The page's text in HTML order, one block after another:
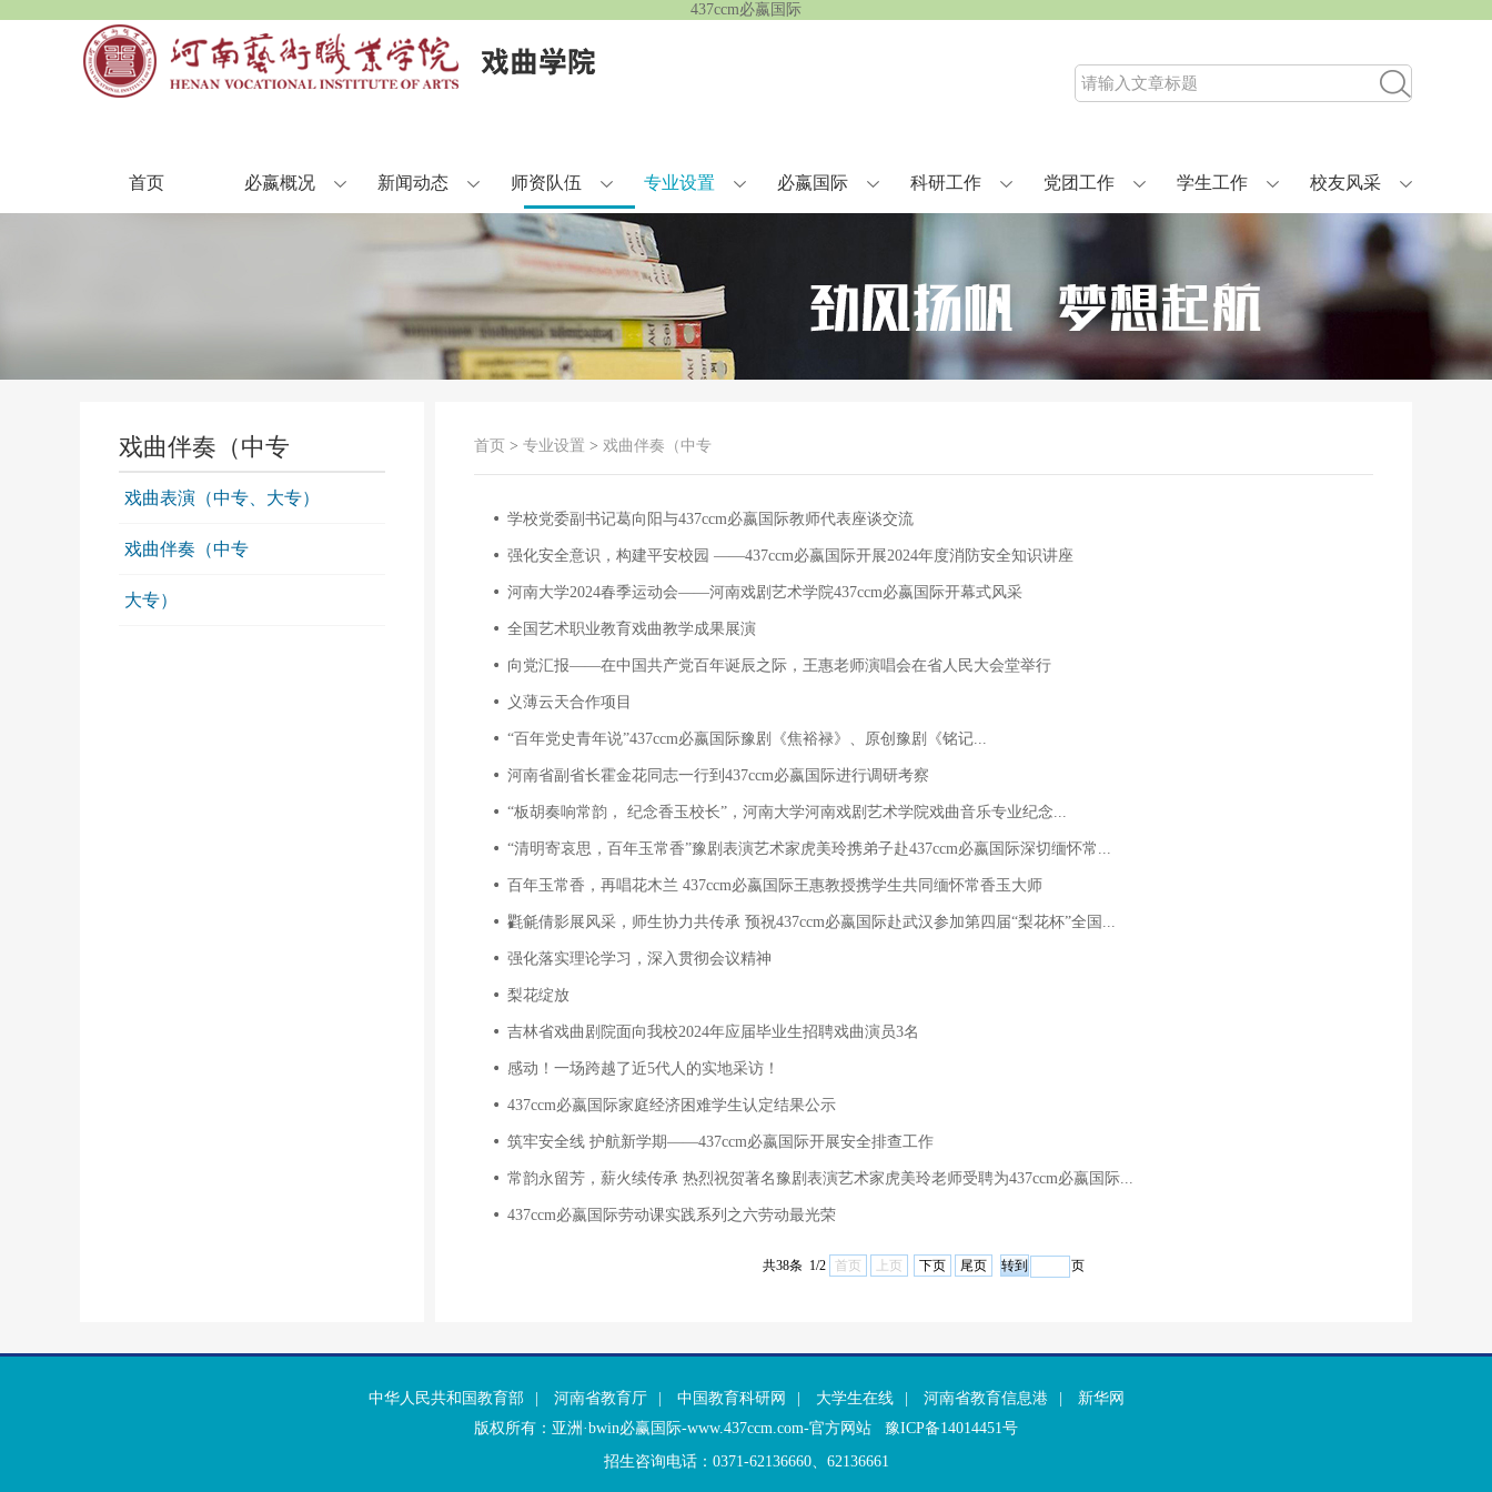
437ccm必嬴国际
首页 必嬴概况 新闻动态 师资队伍 专业设置 必嬴国际 科研工作 党团工作 学生工作 校友风采
戏曲伴奏（中专
戏曲表演（中专、大专）
戏曲伴奏（中专
大专）
首页 > 专业设置 > 戏曲伴奏（中专
学校党委副书记葛向阳与437ccm必嬴国际教师代表座谈交流
强化安全意识，构建平安校园 ——437ccm必嬴国际开展2024年度消防安全知识讲座
河南大学2024春季运动会——河南戏剧艺术学院437ccm必嬴国际开幕式风采
全国艺术职业教育戏曲教学成果展演
向党汇报——在中国共产党百年诞辰之际，王惠老师演唱会在省人民大会堂举行
义薄云天合作项目
“百年党史青年说”437ccm必嬴国际豫剧《焦裕禄》、原创豫剧《铭记...
河南省副省长霍金花同志一行到437ccm必嬴国际进行调研考察
“板胡奏响常韵， 纪念香玉校长”，河南大学河南戏剧艺术学院戏曲音乐专业纪念...
“清明寄哀思，百年玉常香”豫剧表演艺术家虎美玲携弟子赴437ccm必嬴国际深切缅怀常...
百年玉常香，再唱花木兰 437ccm必嬴国际王惠教授携学生共同缅怀常香玉大师
氍毹倩影展风采，师生协力共传承 预祝437ccm必嬴国际赴武汉参加第四届“梨花杯”全国...
强化落实理论学习，深入贯彻会议精神
梨花绽放
吉林省戏曲剧院面向我校2024年应届毕业生招聘戏曲演员3名
感动！一场跨越了近5代人的实地采访！
437ccm必嬴国际家庭经济困难学生认定结果公示
筑牢安全线 护航新学期——437ccm必嬴国际开展安全排查工作
常韵永留芳，薪火续传承 热烈祝贺著名豫剧表演艺术家虎美玲老师受聘为437ccm必嬴国际...
437ccm必嬴国际劳动课实践系列之六劳动最光荣
共38条 1/2 首页 上页 下页 尾页 页
中华人民共和国教育部 河南省教育厅 中国教育科研网 大学生在线 河南省教育信息港
新华网
版权所有：亚洲·bwin必赢国际-www.437ccm.com-官方网站 豫ICP备14014451号
招生咨询电话：0371-62136660、62136661